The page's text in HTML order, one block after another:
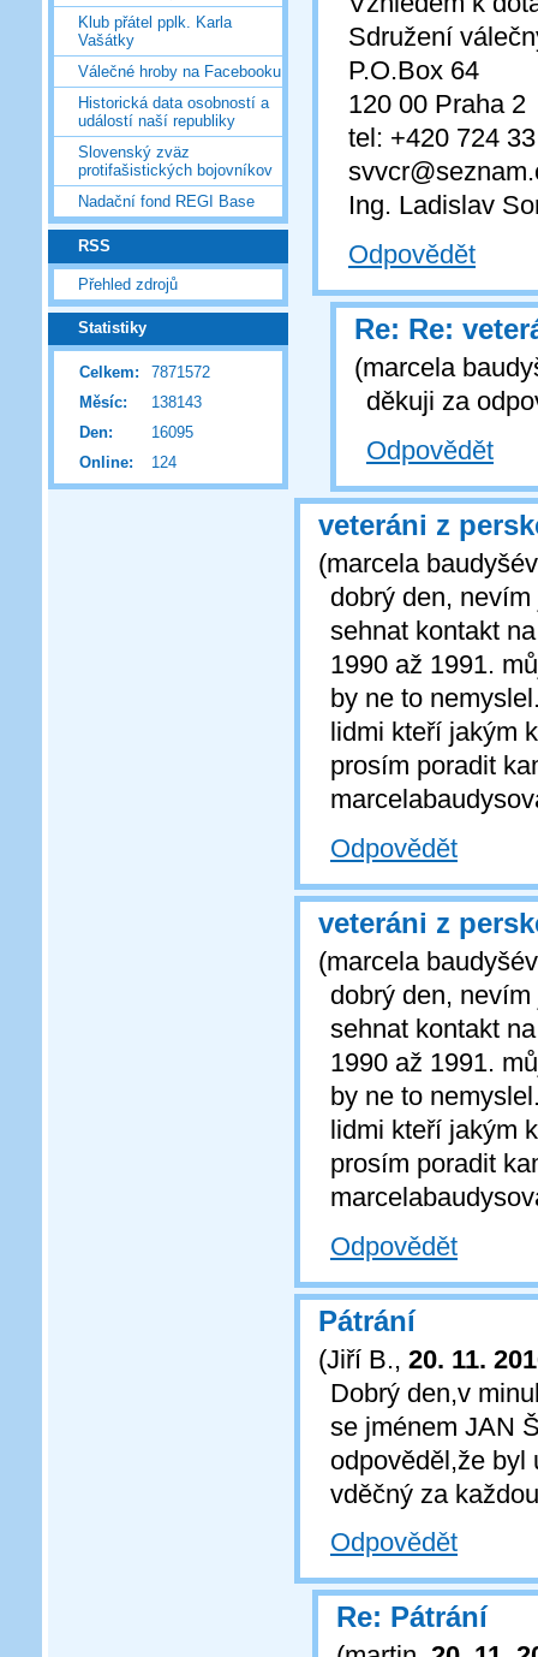
Klub přátel pplk. Karla
Vašátky
Válečné hroby na Facebooku
Historická data osobností a
událostí naší republiky
Slovenský zväz
protifašistických bojovníkov
Nadační fond REGI Base
RSS
Přehled zdrojů
Statistiky
Online: 124
Celkem:
7871572
Měsíc:
138143
Den:
16095
Sdružení
P.O.Box 64
120 00 Praha 2
tel: +420 724
Ing. Ladislav
Odpovědět
Re: Re:
(marcela
děkuji za
Odpovědět
veteráni z
(marcela
dobrý den,
sehnat kontakt
1990 až 1991.
by ne to
lidmi kteří jakým
prosím poradit
Odpovědět
veteráni z
(marcela
dobrý den,
sehnat kontakt
1990 až 1991.
by ne to
lidmi kteří jakým
prosím poradit
Odpovědět
Pátrání
(Jiří B., 20. 11.
Dobrý den,v
se jménem JAN
odpověděl,že byl
vděčný za
Odpovědět
Re: Pátrání